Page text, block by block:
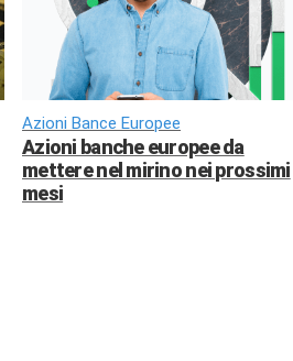
Azioni Bance Europee
Azioni banche europee da
mettere nel mirino nei prossimi
mesi